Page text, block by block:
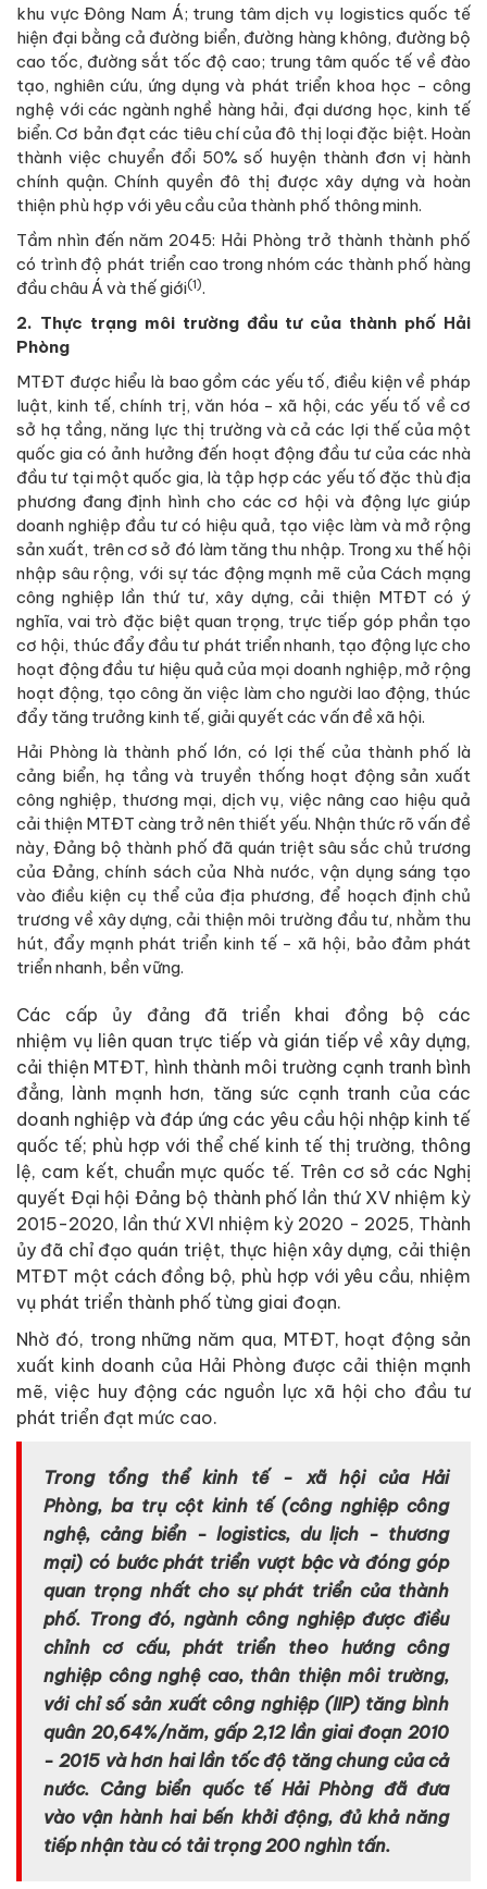
khu vực Đông Nam Á; trung tâm dịch vụ logistics quốc tế
hiện đại bằng cả đường biển, đường hàng không, đường bộ
cao tốc, đường sắt tốc độ cao; trung tâm quốc tế về đào
tạo, nghiên cứu, ứng dụng và phát triển khoa học - công
nghệ với các ngành nghề hàng hải, đại dương học, kinh tế
biển. Cơ bản đạt các tiêu chí của đô thị loại đặc biệt. Hoàn
thành việc chuyển đổi 50% số huyện thành đơn vị hành
chính quận. Chính quyền đô thị được xây dựng và hoàn
thiện phù hợp với yêu cầu của thành phố thông minh.
Tầm nhìn đến năm 2045: Hải Phòng trở thành thành phố
có trình độ phát triển cao trong nhóm các thành phố hàng
đầu châu Á và thế giới(1).
2. Thực trạng môi trường đầu tư của thành phố Hải
Phòng
MTĐT được hiểu là bao gồm các yếu tố, điều kiện về pháp
luật, kinh tế, chính trị, văn hóa - xã hội, các yếu tố về cơ
sở hạ tầng, năng lực thị trường và cả các lợi thế của một
quốc gia có ảnh hưởng đến hoạt động đầu tư của các nhà
đầu tư tại một quốc gia, là tập hợp các yếu tố đặc thù địa
phương đang định hình cho các cơ hội và động lực giúp
doanh nghiệp đầu tư có hiệu quả, tạo việc làm và mở rộng
sản xuất, trên cơ sở đó làm tăng thu nhập. Trong xu thế hội
nhập sâu rộng, với sự tác động mạnh mẽ của Cách mạng
công nghiệp lần thứ tư, xây dựng, cải thiện MTĐT có ý
nghĩa, vai trò đặc biệt quan trọng, trực tiếp góp phần tạo
cơ hội, thúc đẩy đầu tư phát triển nhanh, tạo động lực cho
hoạt động đầu tư hiệu quả của mọi doanh nghiệp, mở rộng
hoạt động, tạo công ăn việc làm cho người lao động, thúc
đẩy tăng trưởng kinh tế, giải quyết các vấn đề xã hội.
Hải Phòng là thành phố lớn, có lợi thế của thành phố là
cảng biển, hạ tầng và truyền thống hoạt động sản xuất
công nghiệp, thương mại, dịch vụ, việc nâng cao hiệu quả
cải thiện MTĐT càng trở nên thiết yếu. Nhận thức rõ vấn đề
này, Đảng bộ thành phố đã quán triệt sâu sắc chủ trương
của Đảng, chính sách của Nhà nước, vận dụng sáng tạo
vào điều kiện cụ thể của địa phương, để hoạch định chủ
trương về xây dựng, cải thiện môi trường đầu tư, nhằm thu
hút, đẩy mạnh phát triển kinh tế - xã hội, bảo đảm phát
triển nhanh, bền vững.
Các cấp ủy đảng đã triển khai đồng bộ các
nhiệm vụ liên quan trực tiếp và gián tiếp về xây dựng,
cải thiện MTĐT, hình thành môi trường cạnh tranh bình
đẳng, lành mạnh hơn, tăng sức cạnh tranh của các
doanh nghiệp và đáp ứng các yêu cầu hội nhập kinh tế
quốc tế; phù hợp với thể chế kinh tế thị trường, thông
lệ, cam kết, chuẩn mực quốc tế. Trên cơ sở các Nghị
quyết Đại hội Đảng bộ thành phố lần thứ XV nhiệm kỳ
2015-2020, lần thứ XVI nhiệm kỳ 2020 - 2025, Thành
ủy đã chỉ đạo quán triệt, thực hiện xây dựng, cải thiện
MTĐT một cách đồng bộ, phù hợp với yêu cầu, nhiệm
vụ phát triển thành phố từng giai đoạn.
Nhờ đó, trong những năm qua, MTĐT, hoạt động sản
xuất kinh doanh của Hải Phòng được cải thiện mạnh
mẽ, việc huy động các nguồn lực xã hội cho đầu tư
phát triển đạt mức cao.
Trong tổng thể kinh tế - xã hội của Hải
Phòng, ba trụ cột kinh tế (công nghiệp công
nghệ, cảng biển - logistics, du lịch - thương
mại) có bước phát triển vượt bậc và đóng góp
quan trọng nhất cho sự phát triển của thành
phố. Trong đó, ngành công nghiệp được điều
chỉnh cơ cấu, phát triển theo hướng công
nghiệp công nghệ cao, thân thiện môi trường,
với chỉ số sản xuất công nghiệp (IIP) tăng bình
quân 20,64%/năm, gấp 2,12 lần giai đoạn 2010
- 2015 và hơn hai lần tốc độ tăng chung của cả
nước. Cảng biển quốc tế Hải Phòng đã đưa
vào vận hành hai bến khởi động, đủ khả năng
tiếp nhận tàu có tải trọng 200 nghìn tấn.